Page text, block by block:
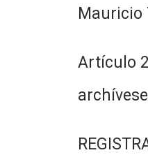
Mauricio
Artículo